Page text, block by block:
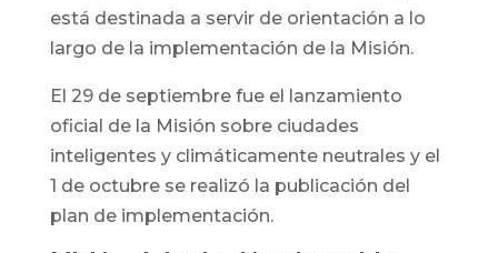
está destinada a servir de orientación a lo
largo de la implementación de la Misión.
El 29 de septiembre fue el lanzamiento
oficial de la Misión sobre ciudades
inteligentes y climáticamente neutrales y el
1 de octubre se realizó la publicación del
plan de implementación.